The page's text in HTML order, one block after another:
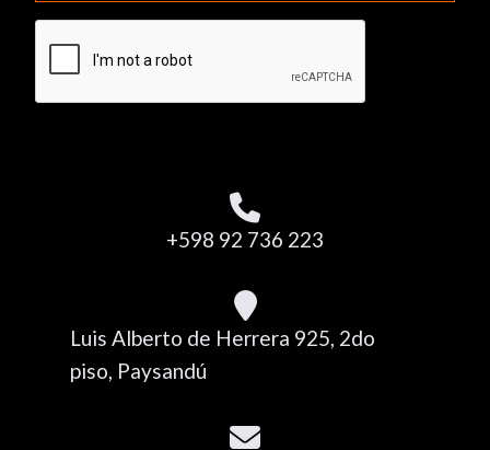
+598 92 736 223
Luis Alberto de Herrera 925, 2do
piso, Paysandú